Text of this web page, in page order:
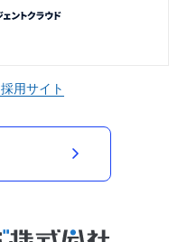
採用サイト